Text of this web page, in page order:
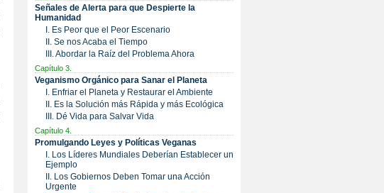
Señales de Alerta para que Despierte la
Humanidad
I. Es Peor que el Peor Escenario
II. Se nos Acaba el Tiempo
III. Abordar la Raíz del Problema Ahora
Capítulo 3.
Veganismo Orgánico para Sanar el Planeta
I. Enfriar el Planeta y Restaurar el Ambiente
II. Es la Solución más Rápida y más Ecológica
III. Dé Vida para Salvar Vida
Capítulo 4.
Promulgando Leyes y Políticas Veganas
I. Los Líderes Mundiales Deberían Establecer un
Ejemplo
II. Los Gobiernos Deben Tomar una Acción
Urgente